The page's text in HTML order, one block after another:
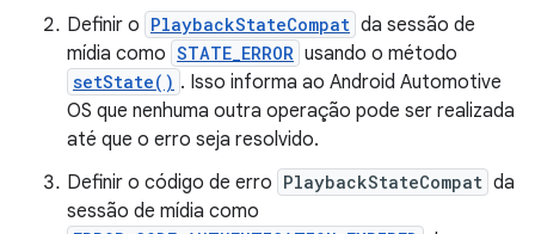
Definir o PlaybackStateCompat da sessão de
mídia como STATE_ERROR usando o método
setState() . Isso informa ao Android Automotive
OS que nenhuma outra operação pode ser realizada
até que o erro seja resolvido.
Definir o código de erro PlaybackStateCompat da
sessão de mídia como